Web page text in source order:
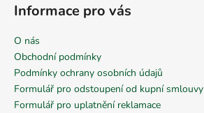
Informace pro vás
O nás
Obchodní podmínky
Podmínky ochrany osobních údajů
Formulář pro odstoupení od kupní smlouvy
Formulář pro uplatnění reklamace